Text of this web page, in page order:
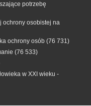
potrzebę
ochrony osobistej na
ochrony osób (76 731)
(76 533)
w XXI wieku -